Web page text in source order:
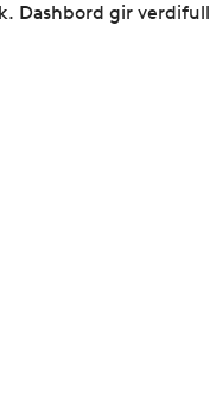
Dashbord gir verdifull